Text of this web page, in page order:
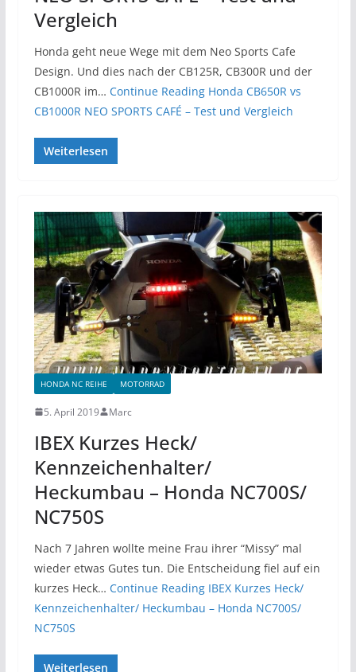
Vergleich
Honda geht neue Wege mit dem Neo Sports Cafe
Design. Und dies nach der CB125R, CB300R und der
CB1000R im… Continue ReadingHonda CB650R vs
CB1000R NEO SPORTS CAFÉ – Test und Vergleich
Weiterlesen
HONDA NC REIHE MOTORRAD
5. April 2019 Marc
IBEX Kurzes Heck/
Kennzeichenhalter/
Heckumbau – Honda NC700S/
NC750S
Nach 7 Jahren wollte meine Frau ihrer “Missy” mal
wieder etwas Gutes tun. Die Entscheidung fiel auf ein
kurzes Heck… Continue ReadingIBEX Kurzes Heck/
Kennzeichenhalter/ Heckumbau – Honda NC700S/
NC750S
Weiterlesen